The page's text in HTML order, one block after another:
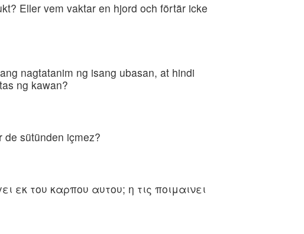
Eller vem vaktar en hjord och förtär icke
nagtatanim ng isang ubasan, at hindi
ng kawan?
de sütünden içmez?
εκ του καρπου αυτου; η τις ποιμαινει